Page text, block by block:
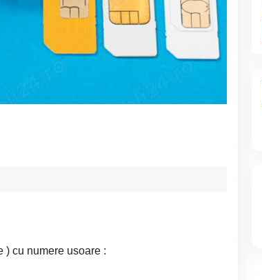
) cu numere usoare :